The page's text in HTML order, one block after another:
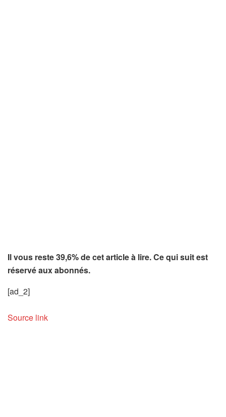
Il vous reste 39,6% de cet article à lire. Ce qui suit est
réservé aux abonnés.
[ad_2]
Source link